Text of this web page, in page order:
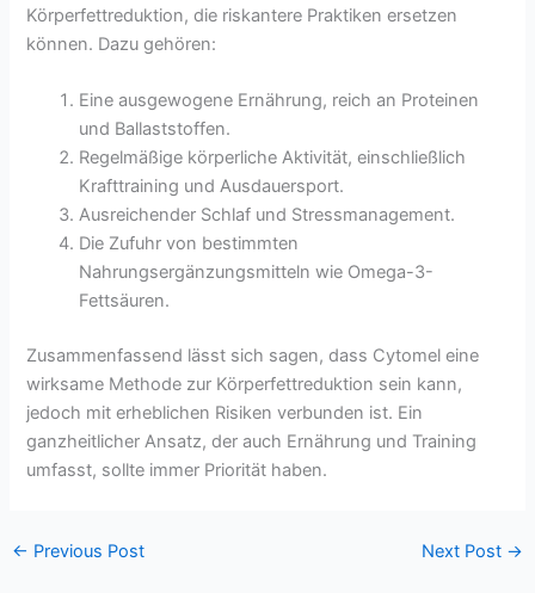
Körperfettreduktion, die riskantere Praktiken ersetzen
können. Dazu gehören:
Eine ausgewogene Ernährung, reich an Proteinen
und Ballaststoffen.
Regelmäßige körperliche Aktivität, einschließlich
Krafttraining und Ausdauersport.
Ausreichender Schlaf und Stressmanagement.
Die Zufuhr von bestimmten
Nahrungsergänzungsmitteln wie Omega-3-
Fettsäuren.
Zusammenfassend lässt sich sagen, dass Cytomel eine
wirksame Methode zur Körperfettreduktion sein kann,
jedoch mit erheblichen Risiken verbunden ist. Ein
ganzheitlicher Ansatz, der auch Ernährung und Training
umfasst, sollte immer Priorität haben.
← Previous Post Next Post →